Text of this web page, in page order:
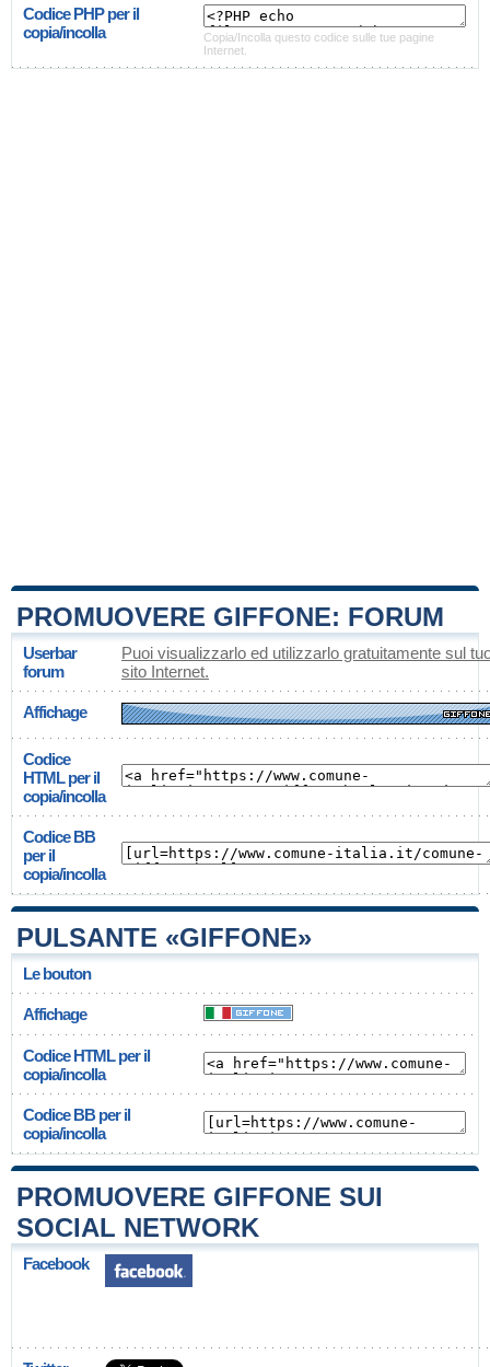
Codice PHP per il
copia/incolla
Copia/Incolla questo codice sulle tue pagine
Internet.
PROMUOVERE GIFFONE: FORUM
Userbar
forum
Puoi visualizzarlo ed utilizzarlo gratuitamente sul
sito Internet.
Affichage
Codice
HTML per il
copia/incolla
Codice BB
per il
copia/incolla
PULSANTE «GIFFONE»
Le bouton
Affichage
Codice HTML per il
copia/incolla
Codice BB per il
copia/incolla
PROMUOVERE GIFFONE SUI
SOCIAL NETWORK
Facebook